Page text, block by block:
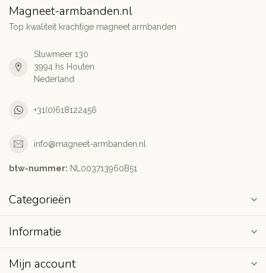
Magneet-armbanden.nl
Top kwaliteit krachtige magneet armbanden
Stuwmeer 130
3994 hs Houten
Nederland
+31(0)618122456
info@magneet-armbanden.nl
btw-nummer: NL003713960B51
Categorieën
Informatie
Mijn account